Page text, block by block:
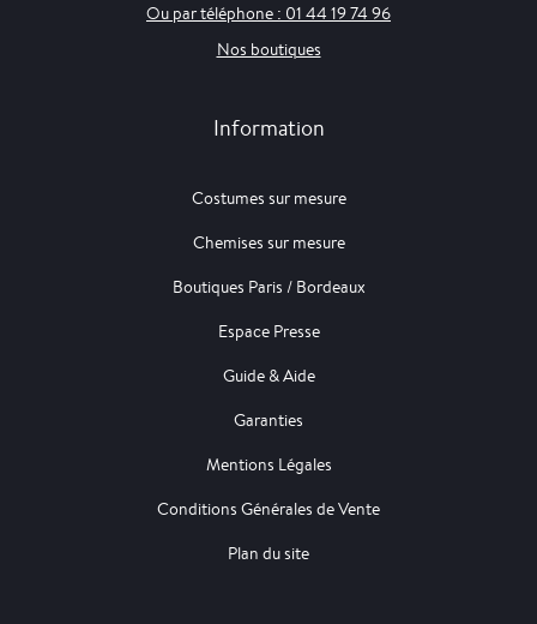
Ou par téléphone : 01 44 19 74 96
Nos boutiques
Information
Costumes sur mesure
Chemises sur mesure
Boutiques Paris / Bordeaux
Espace Presse
Guide & Aide
Garanties
Mentions Légales
Conditions Générales de Vente
Plan du site